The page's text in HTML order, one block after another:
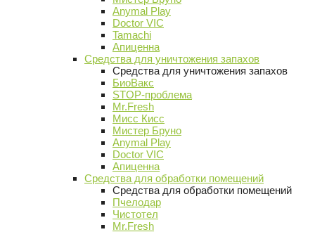
Anymal Play
Doctor VIC
Tamachi
Апиценна
Средства для уничтожения запахов
Средства для уничтожения запахов
БиоВакс
STOP-проблема
Mr.Fresh
Мисс Кисс
Мистер Бруно
Anymal Play
Doctor VIC
Апиценна
Средства для обработки помещений
Средства для обработки помещений
Пчелодар
Чистотел
Mr.Fresh